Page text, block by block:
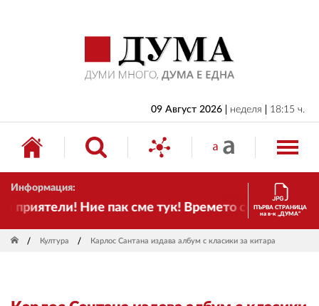
09 Август 2026 неделя 18:15 ч.
Информация:
Ние пак сме тук! Времето се променя и
ПЪРВА СТРАНИЦА
на в-к „ДУМА“
Култура Карлос Сантана издава албум с класики за китара
БЪЛГАРИЯ
ИКОНОМИКА
ИЗБОРИ
СВЯТ